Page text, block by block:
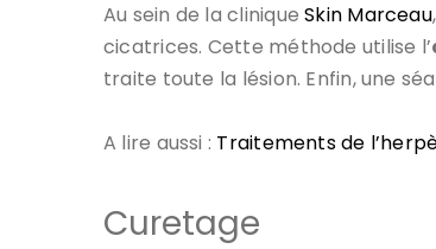
Au sein de la cliniqueSkin Marceau
cicatrices. Cette méthode utilise l’
traite toute la lésion. Enfin, une
A lire aussi : Traitements de
Curetage